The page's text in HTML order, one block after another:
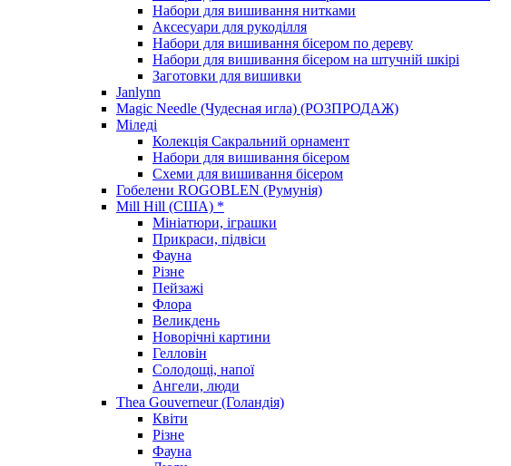
Набори для вишивання нитками
Аксесуари для рукоділля
Набори для вишивання бісером по дереву
Набори для вишивання бісером на штучній шкірі
Заготовки для вишивки
Janlynn
Magic Needle (Чудесная игла) (РОЗПРОДАЖ)
Міледі
Колекція Сакральний орнамент
Набори для вишивання бісером
Схеми для вишивання бісером
Гобелени ROGOBLEN (Румунія)
Mill Hill (США) *
Мініатюри, іграшки
Прикраси, підвіси
Фауна
Різне
Пейзажі
Флора
Великдень
Новорічні картини
Гелловін
Солодощі, напої
Ангели, люди
Thea Gouverneur (Голандія)
Квіти
Різне
Фауна